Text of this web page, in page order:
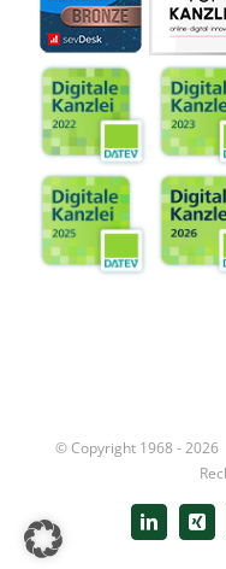
© Copyright 1968 -
LinkedInXing